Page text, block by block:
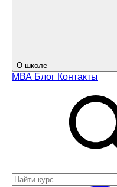
О школе
МВА Блог Контакты